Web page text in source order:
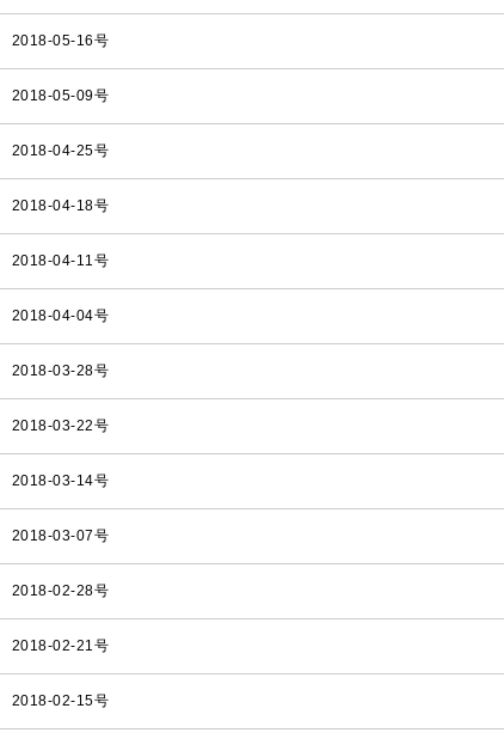
2018-05-16号
2018-05-09号
2018-04-25号
2018-04-18号
2018-04-11号
2018-04-04号
2018-03-28号
2018-03-22号
2018-03-14号
2018-03-07号
2018-02-28号
2018-02-21号
2018-02-15号